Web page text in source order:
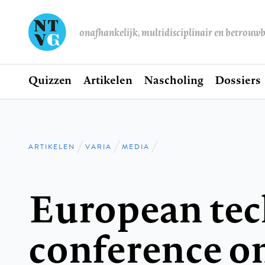
onafhankelijk, multidisciplinair en
Hoofdnavigatie
Home
Quizzen Artikelen Nascholing Dossiers
Kruimelpad
ARTIKELEN VARIA MEDIA
European
conference